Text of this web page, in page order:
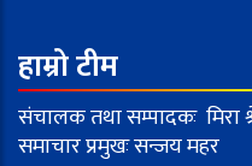
हाम्रो टीम
संचालक तथा सम्पादकः मिरा
समाचार प्रमुखः सन्जय महर